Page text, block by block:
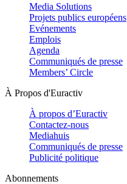
Media Solutions
Projets publics européens
Evénements
Emplois
Agenda
Communiqués de presse
Members’ Circle
À Propos d'Euractiv
À propos d’Euractiv
Contactez-nous
Mediahuis
Communiqués de presse
Publicité politique
Abonnements